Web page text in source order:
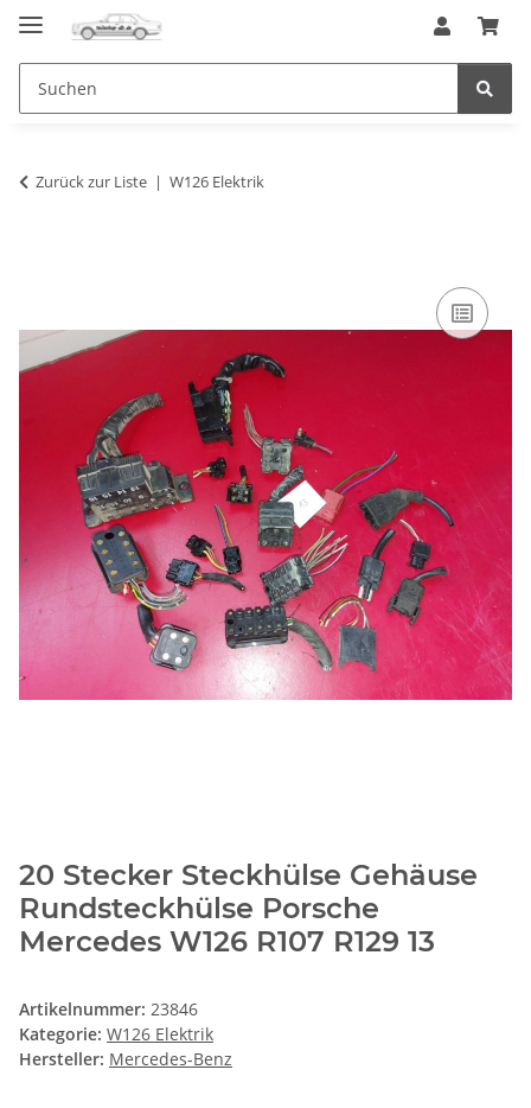
Zurück zur Liste W126 Elektrik
20 Stecker Steckhülse Gehäuse
Rundsteckhülse Porsche
Mercedes W126 R107 R129 13
Artikelnummer: 23846
Kategorie: W126 Elektrik
Hersteller: Mercedes-Benz